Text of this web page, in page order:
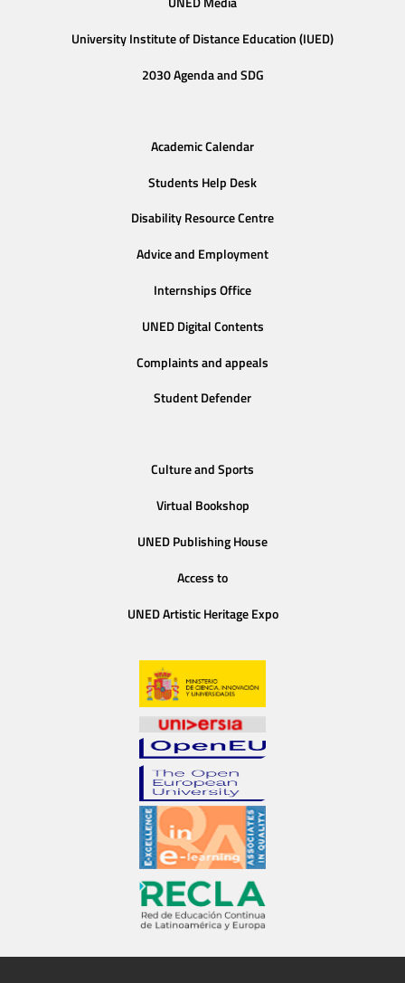
University Institute of Distance Education (IUED)
2030 Agenda and SDG
Academic Calendar
Students Help Desk
Disability Resource Centre
Advice and Employment
Internships Office
UNED Digital Contents
Complaints and appeals
Student Defender
Culture and Sports
Virtual Bookshop
UNED Publishing House
Access to
UNED Artistic Heritage Expo